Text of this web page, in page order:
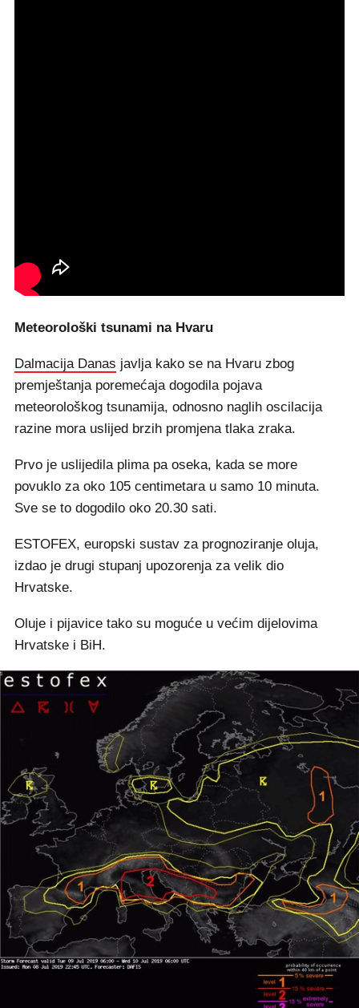
Meteorološki tsunami na Hvaru
Dalmacija Danas javlja kako se na Hvaru zbog
premještanja poremećaja dogodila pojava
meteorološkog tsunamija, odnosno naglih oscilacija
razine mora uslijed brzih promjena tlaka zraka.
Prvo je uslijedila plima pa oseka, kada se more
povuklo za oko 105 centimetara u samo 10 minuta.
Sve se to dogodilo oko 20.30 sati.
ESTOFEX, europski sustav za prognoziranje oluja,
izdao je drugi stupanj upozorenja za velik dio
Hrvatske.
Oluje i pijavice tako su moguće u većim dijelovima
Hrvatske i BiH.